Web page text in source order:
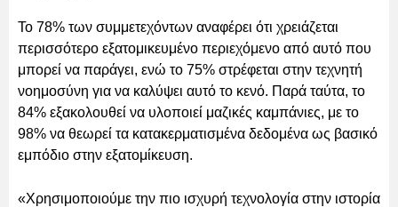
Το 78% των συμμετεχόντων αναφέρει ότι χρειάζεται
περισσότερο εξατομικευμένο περιεχόμενο από αυτό που
μπορεί να παράγει, ενώ το 75% στρέφεται στην τεχνητή
νοημοσύνη για να καλύψει αυτό το κενό. Παρά ταύτα, το
84% εξακολουθεί να υλοποιεί μαζικές καμπάνιες, με το
98% να θεωρεί τα κατακερματισμένα δεδομένα ως βασικό
εμπόδιο στην εξατομίκευση.
«Χρησιμοποιούμε την πιο ισχυρή τεχνολογία στην ιστορία